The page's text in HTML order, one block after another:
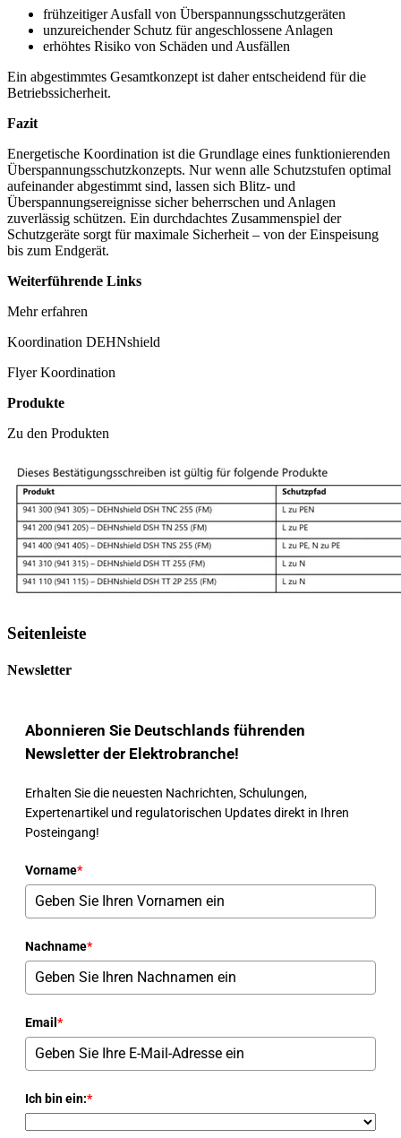
frühzeitiger Ausfall von Überspannungsschutzgeräten
unzureichender Schutz für angeschlossene Anlagen
erhöhtes Risiko von Schäden und Ausfällen
Ein abgestimmtes Gesamtkonzept ist daher entscheidend für die
Betriebssicherheit.
Fazit
Energetische Koordination ist die Grundlage eines funktionierenden
Überspannungsschutzkonzepts. Nur wenn alle Schutzstufen optimal
aufeinander abgestimmt sind, lassen sich Blitz- und
Überspannungsereignisse sicher beherrschen und Anlagen
zuverlässig schützen. Ein durchdachtes Zusammenspiel der
Schutzgeräte sorgt für maximale Sicherheit – von der Einspeisung
bis zum Endgerät.
Weiterführende Links
Mehr erfahren
Koordination DEHNshield
Flyer Koordination
Produkte
Zu den Produkten
Seitenleiste
Newsletter
Abonnieren Sie Deutschlands führenden
Newsletter der Elektrobranche!
Erhalten Sie die neuesten Nachrichten, Schulungen,
Expertenartikel und regulatorischen Updates direkt in Ihren
Posteingang!
Vorname*
Nachname*
Email *
Ich bin ein:*